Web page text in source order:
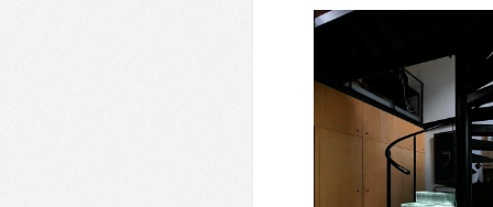
Avec : Black Void, Elliot Woods,
Griffaud, Kimchi & Chips, Matthew
Benayoun, Mimi son, Nicolas
ORLAN, Paolo Scoppola, Pia
Stéphane THIDET, Tony Brown,
Commissariat : QIU Zhijie & Michèle